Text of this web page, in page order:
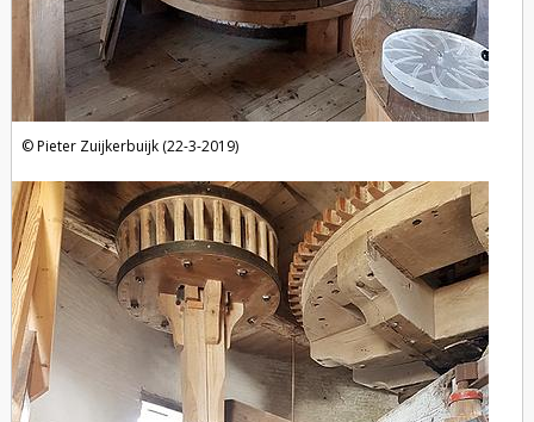
Pieter Zuijkerbuijk (22-3-2019)